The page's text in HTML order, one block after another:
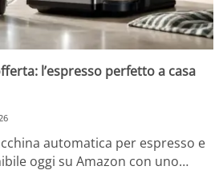
l’espresso perfetto a casa
automatica per espresso e
oggi su Amazon con uno…